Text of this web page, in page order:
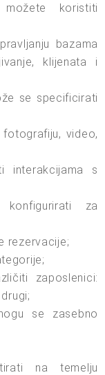
koristiti
bazama
klijenata i
se specificirati
video,
interakcijama s
za
rezervacije;
zaposlenici:
se zasebno
na temelju